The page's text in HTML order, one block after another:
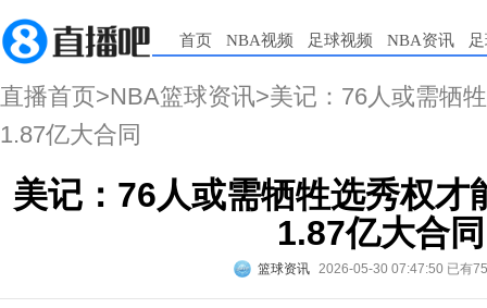
首页 NBA视频 足球视频 NBA资讯
直播首页>NBA篮球资讯>美记：76人或需牺
1.87亿大合同
美记：76人或需牺牲选秀权才
1.87亿大合同
篮球资讯 2026-05-30 07:47:50 已有